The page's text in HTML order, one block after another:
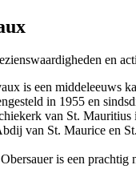
en
is een middeleeuws
in 1955 en
van St.
van St. Maurice en
is een